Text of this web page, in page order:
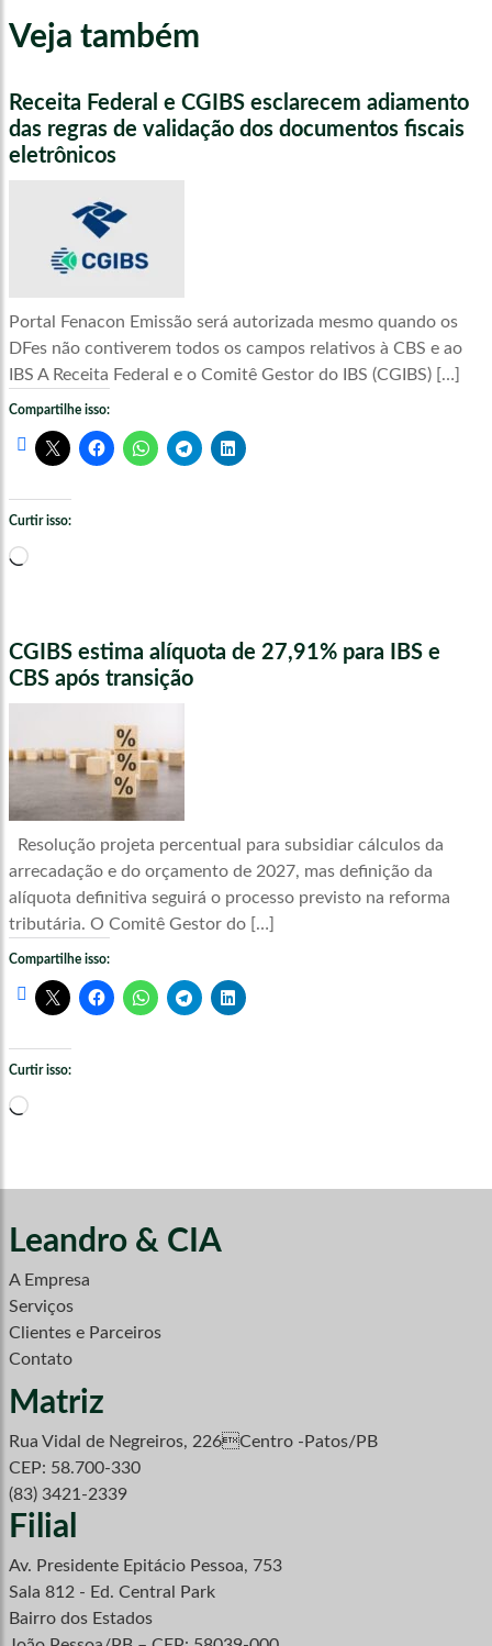
Veja também
Receita Federal e CGIBS esclarecem adiamento
das regras de validação dos documentos fiscais
eletrônicos
Portal Fenacon Emissão será autorizada mesmo quando os
DFes não contiverem todos os campos relativos à CBS e ao
IBS A Receita Federal e o Comitê Gestor do IBS (CGIBS) […]
Compartilhe isso:
Curtir isso:
Carregando...
CGIBS estima alíquota de 27,91% para IBS e
CBS após transição
Resolução projeta percentual para subsidiar cálculos da
arrecadação e do orçamento de 2027, mas definição da
alíquota definitiva seguirá o processo previsto na reforma
tributária. O Comitê Gestor do […]
Compartilhe isso:
Curtir isso:
Carregando...
Leandro & CIA
A Empresa
Serviços
Clientes e Parceiros
Contato
Matriz
Rua Vidal de Negreiros, 226Centro -Patos/PB
CEP: 58.700-330
(83) 3421-2339
Filial
Av. Presidente Epitácio Pessoa, 753
Sala 812 - Ed. Central Park
Bairro dos Estados